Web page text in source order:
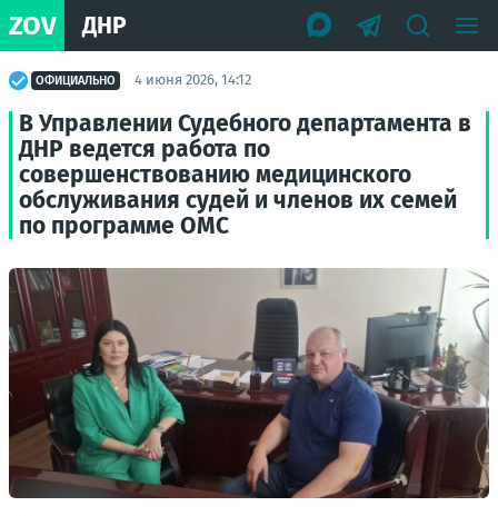
ZOV ДНР
ОФИЦИАЛЬНО 4 июня 2026, 14:12
В Управлении Судебного департамента в
ДНР ведется работа по
совершенствованию медицинского
обслуживания судей и членов их семей
по программе ОМС